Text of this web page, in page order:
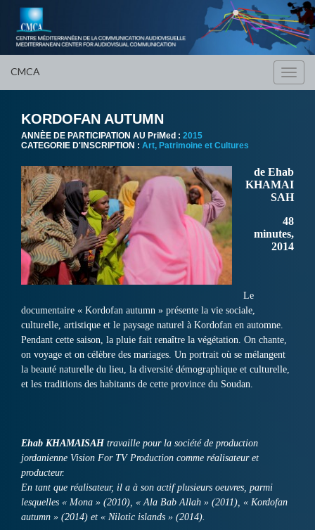
CMCA
KORDOFAN AUTUMN
ANNÈE DE PARTICIPATION AU PriMed : 2015
CATEGORIE D'INSCRIPTION : Art, Patrimoine et Cultures
de Ehab
KHAMAI
SAH
48
minutes,
2014
Le
documentaire « Kordofan autumn » présente la vie sociale,
culturelle, artistique et le paysage naturel à Kordofan en automne.
Pendant cette saison, la pluie fait renaître la végétation. On chante,
on voyage et on célèbre des mariages. Un portrait où se mélangent
la beauté naturelle du lieu, la diversité démographique et culturelle,
et les traditions des habitants de cette province du Soudan.
Ehab KHAMAISAHtravaille pour la société de production
jordanienne Vision For TV Production comme réalisateur et
producteur.
En tant que réalisateur, il a à son actif plusieurs oeuvres, parmi
lesquelles « Mona » (2010), « Ala Bab Allah » (2011), « Kordofan
autumn » (2014) et « Nilotic islands » (2014).